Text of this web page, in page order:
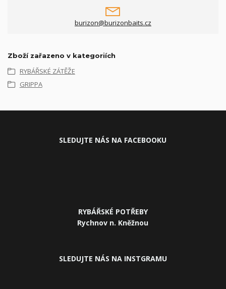
burizon@burizonbaits.cz
Zboží zařazeno v kategoriích
RYBÁŘSKÉ ZÁTĚŽE
GRIPPA
SLEDUJTE NÁS NA FACEBOOKU
RYBÁŘSKÉ POTŘEBY
Rychnov n. Kněžnou
SLEDUJTE NÁS NA INSTGRAMU